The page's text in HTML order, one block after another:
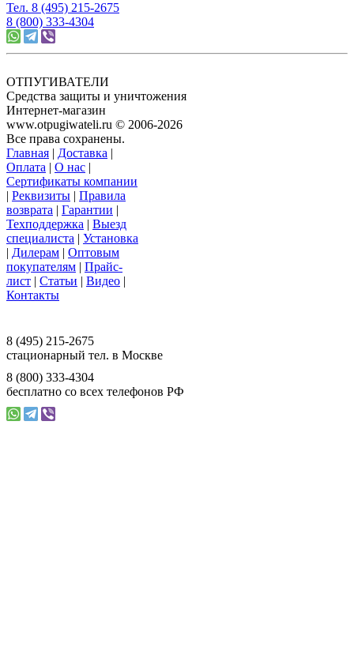
Тел. 8 (495) 215-2675
8 (800) 333-4304
ОТПУГИВАТЕЛИ
Средства защиты и уничтожения
Интернет-магазин
www.otpugiwateli.ru © 2006-2026
Все права сохранены.
Главная | Доставка |
Оплата | О нас |
Сертификаты компании
| Реквизиты | Правила
возврата | Гарантии |
Техподдержка | Выезд
специалиста | Установка
| Дилерам | Оптовым
покупателям | Прайс-
лист | Статьи | Видео |
Контакты
8 (495) 215-2675
стационарный тел. в Москве
8 (800) 333-4304
бесплатно со всех телефонов РФ